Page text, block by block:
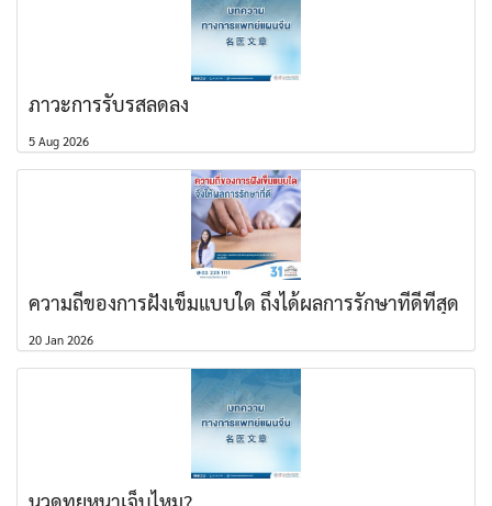
ภาวะการรับรสลดลง
5 Aug 2026
ความถี่ของการฝังเข็มแบบใด ถึงได้ผลการรักษาที่ดีที่สุด
20 Jan 2026
นวดทุยหนาเจ็บไหม?